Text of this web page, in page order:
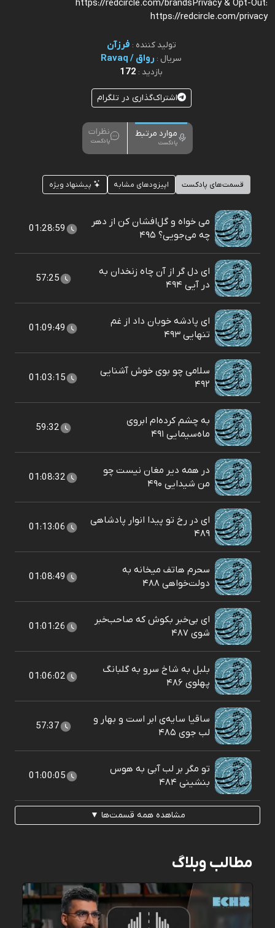
https://redcircle.com/brandsPrivacy & Opt-Out:
https://redcircle.com/privacy
تولید کننده : فرزآن
سریال : رواق / Ravaq
بازدید : 172
اشتراک‌گذاری در تلگرام
موارد مرتبط
پادکست
نظرات
پادکست
قسمت‌های پادکست اپیزودهای مشابه پیشنهاد ویژه
می خواه و گل‌افشان کن از دهر
چه می‌جویی؟ ۴۹۵
01:28:59
ای دل گر از آن چاه زنخدان به
در آیی ۴۹۴
57:25
ای پادشه خوبان داد از غم
تنهایی ۴۹۳
01:09:49
سلامی چو بوی خوش آشنایی
۴۹۲
01:03:15
به چشم کرده‌ام ابروی
ماه‌سیمایی ۴۹۱
59:32
در همه دیر مغان نیست چو
من شیدایی ۴۹۰
01:08:32
ای در رخ تو پیدا انوار پادشاهی
۴۸۹
01:13:06
سحرم هاتف میخانه به
دولت‌خواهی ۴۸۸
01:08:49
ای بی‌خبر بکوش که صاحب‌خبر
شوی ۴۸۷
01:01:26
بلبل به شاخ سرو به گلبانگ
پهلوی ۴۸۶
01:06:02
ساقیا سایه‌ی ابر است و بهار و
لب جوی ۴۸۵
57:37
تو مگر بر لب آبی به هوس
بنشينی ۴۸۴
01:00:05
مشاهده همه قسمت‌ها ▼
مطالب وبلاگ